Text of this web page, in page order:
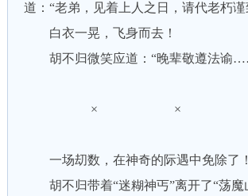
道：“老弟，见着上人之日，请代老朽
白衣一晃，飞身而去！
胡不归微笑应道：“晚辈敬遵法谕
× ×
一场刧数，在神奇的际遇中免除了！
胡不归带着“迷糊神丐”离开了“荡魔